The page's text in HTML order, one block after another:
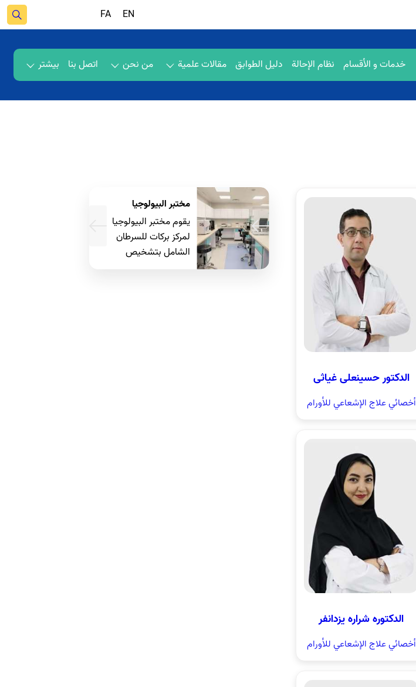
EN
FA
خدمات و الأقسام نظام الإحالة دلیل الطوابق مقالات علمیة من نحن اتصل بنا بیشتر
الدکتور حسینعلی غیاثی
أخصائي علاج الإشعاعي للأورام
الدکتوره شراره یزدانفر
أخصائي علاج الإشعاعي للأورام
مختبر البیولوجیا
يقوم مختبر البيولوجيا
لمركز بركات للسرطان
الشامل بتشخيص
ومراقبة جميع أنواع
يشمل التصوير في مركز